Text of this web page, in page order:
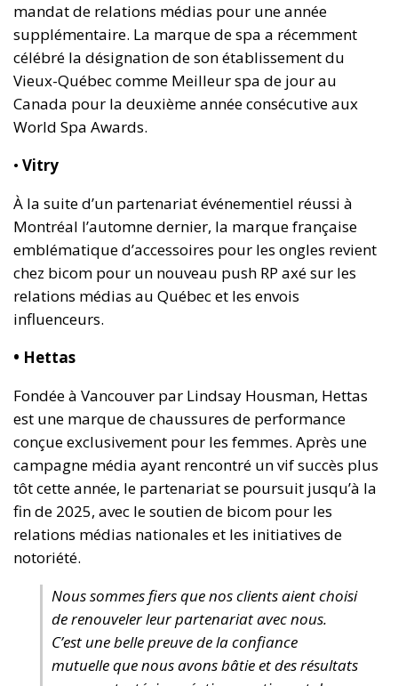
mandat de relations médias pour une année
supplémentaire. La marque de spa a récemment
célébré la désignation de son établissement du
Vieux-Québec comme Meilleur spa de jour au
Canada pour la deuxième année consécutive aux
World Spa Awards.
• Vitry
À la suite d’un partenariat événementiel réussi à
Montréal l’automne dernier, la marque française
emblématique d’accessoires pour les ongles revient
chez bicom pour un nouveau push RP axé sur les
relations médias au Québec et les envois
influenceurs.
• Hettas
Fondée à Vancouver par Lindsay Housman, Hettas
est une marque de chaussures de performance
conçue exclusivement pour les femmes. Après une
campagne média ayant rencontré un vif succès plus
tôt cette année, le partenariat se poursuit jusqu’à la
fin de 2025, avec le soutien de bicom pour les
relations médias nationales et les initiatives de
notoriété.
Nous sommes fiers que nos clients aient choisi
de renouveler leur partenariat avec nous.
C’est une belle preuve de la confiance
mutuelle que nous avons bâtie et des résultats